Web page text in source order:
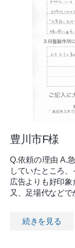
豊川市F様
Q.依頼の理由 A.
していたところ
広告よりも好印
又、足場代などで
続きを見る